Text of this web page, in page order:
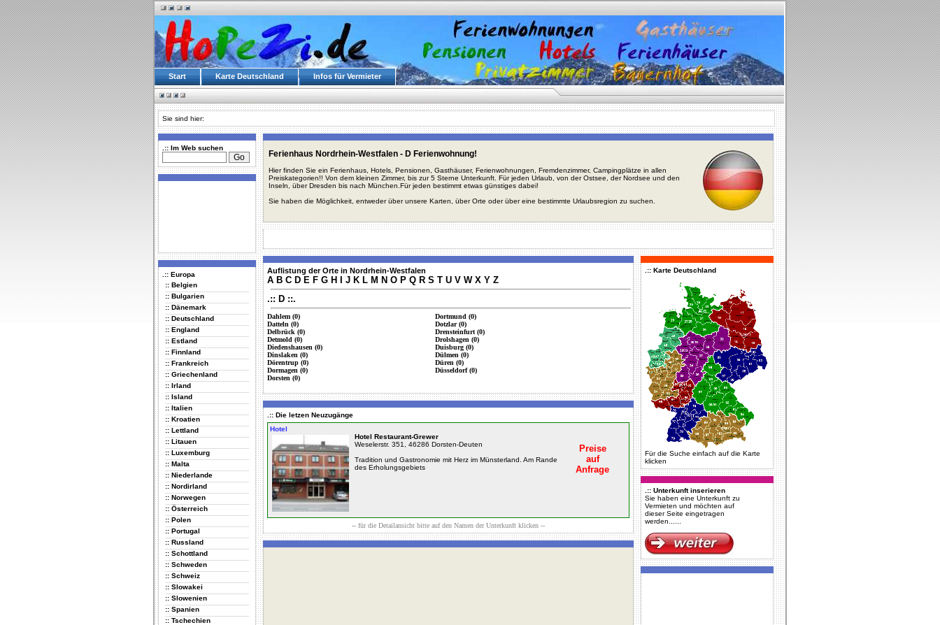
Start Karte Deutschland Infos für Vermieter
Sie sind hier:
.:: Im Web suchen
.:: Europa
:: Belgien
:: Bulgarien
:: Dänemark
:: Deutschland
:: England
:: Estland
:: Finnland
:: Frankreich
:: Griechenland
:: Irland
:: Island
:: Italien
:: Kroatien
:: Lettland
:: Litauen
:: Luxemburg
:: Malta
:: Niederlande
:: Nordirland
:: Norwegen
:: Österreich
:: Polen
:: Portugal
:: Russland
:: Schottland
:: Schweden
:: Schweiz
:: Slowakei
:: Slowenien
:: Spanien
:: Tschechien
Ferienhaus Nordrhein-Westfalen - D Ferienwohnung!
Hier finden Sie ein Ferienhaus, Hotels, Pensionen, Gasthäuser, Ferienwohnungen, Fremdenzimmer, Campingplätze in allen
Preiskategorien!! Von dem kleinen Zimmer, bis zur 5 Sterne Unterkunft. Für jeden Urlaub, von der Ostsee, der Nordsee und den
Inseln, über Dresden bis nach München.Für jeden bestimmt etwas günstiges dabei!
Sie haben die Möglichkeit, entweder über unsere Karten, über Orte oder über eine bestimmte Urlaubsregion zu suchen.
Auflistung der Orte in Nordrhein-Westfalen
A B C D E F G H J K L M N O P Q R S T U V W X Y Z
.:: D ::.
Dahlem (0)
Datteln (0)
Delbrück (0)
Detmold (0)
Diedenshausen (0)
Dinslaken (0)
Dörentrup (0)
Dormagen (0)
Dorsten (0)
Dortmund (0)
Dotzlar (0)
Drensteinfurt (0)
Drolshagen (0)
Duisburg (0)
Dülmen (0)
Düren (0)
Düsseldorf (0)
.:: Die letzen Neuzugänge
Hotel
Hotel Restaurant-Grewer
Weselerstr. 351, 46286 Dorsten-Deuten
Tradition und Gastronomie mit Herz im Münsterland. Am Rande
des Erholungsgebiets
Preise
auf
Anfrage
-- für die Detailansicht bitte auf den Namen der Unterkunft klicken --
.:: Karte Deutschland
Für die Suche einfach auf die Karte
klicken
.:: Unterkunft inserieren
Sie haben eine Unterkunft zu
Vermieten und möchten auf
dieser Seite eingetragen
werden......